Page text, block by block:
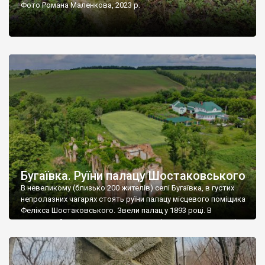
Фото Романа Маленкова, 2023 р.
Бугаївка. Руїни палацу Шостаковського
В невеликому (близько 200 жителів) селі Бугаївка, в густих
непролазних чагарях стоять руїни палацу місцевого поміщика
Фелікса Шостаковського. Звели палац у 1893 році. В
радянський період у ньому спочатку містилася школа, потім
століття тут розмістили туберкульозну лікарню. Коли із
палацу виїхала лікарня – ми точно не […]